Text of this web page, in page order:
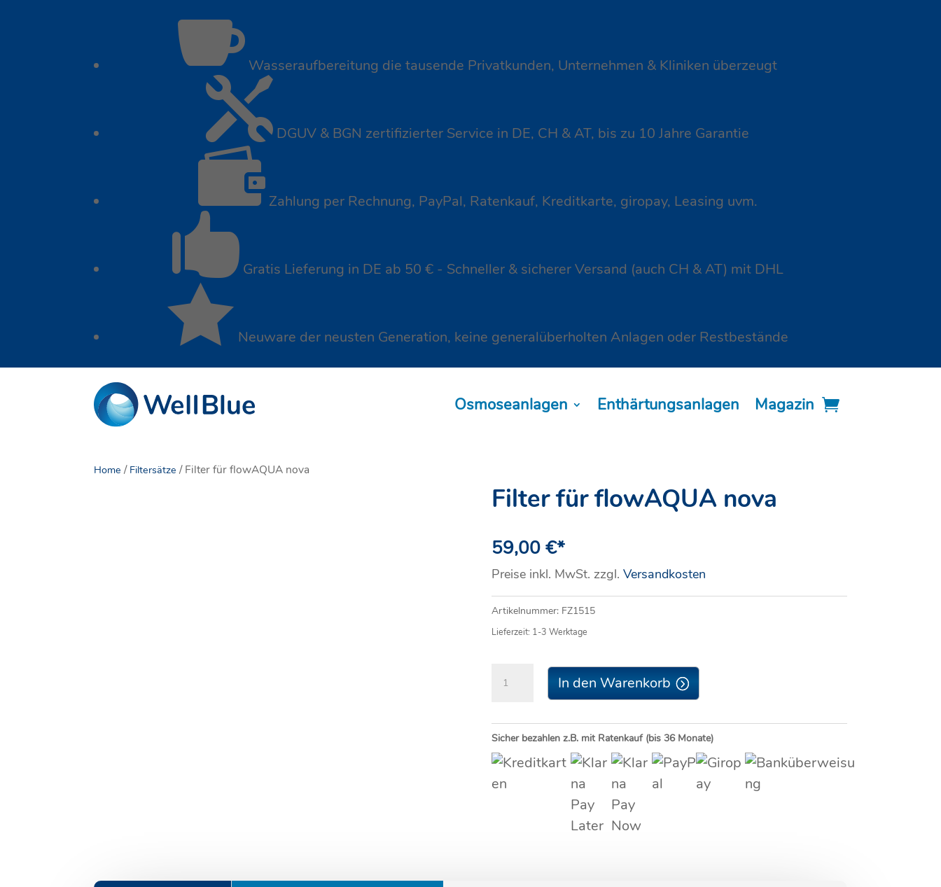
 Wasseraufbereitung die tausende Privatkunden, Unternehmen & Kliniken überzeugt
 DGUV & BGN zertifizierter Service in DE, CH & AT, bis zu 10 Jahre Garantie
 Zahlung per Rechnung, PayPal, Ratenkauf, Kreditkarte, giropay, Leasing uvm.
 Gratis Lieferung in DE ab 50 € - Schneller & sicherer Versand (auch CH & AT) mit DHL
 Neuware der neusten Generation, keine generalüberholten Anlagen oder Restbestände
Osmoseanlagen Enthärtungsanlagen Magazin
Home / Filtersätze / Filter für flowAQUA nova
Filter für flowAQUA nova
59,00 €*
Preise inkl. MwSt. zzgl. Versandkosten
Artikelnummer: FZ1515
Lieferzeit: 1-3 Werktage
nova
Menge
In den Warenkorb
Sicher bezahlen z.B. mit Ratenkauf (bis 36 Monate)